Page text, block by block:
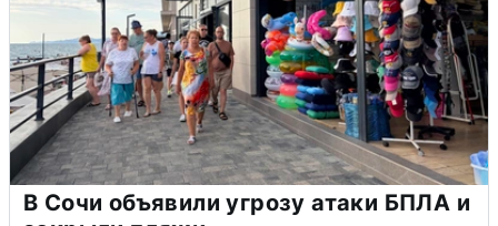
В Сочи объявили угрозу атаки БПЛА и